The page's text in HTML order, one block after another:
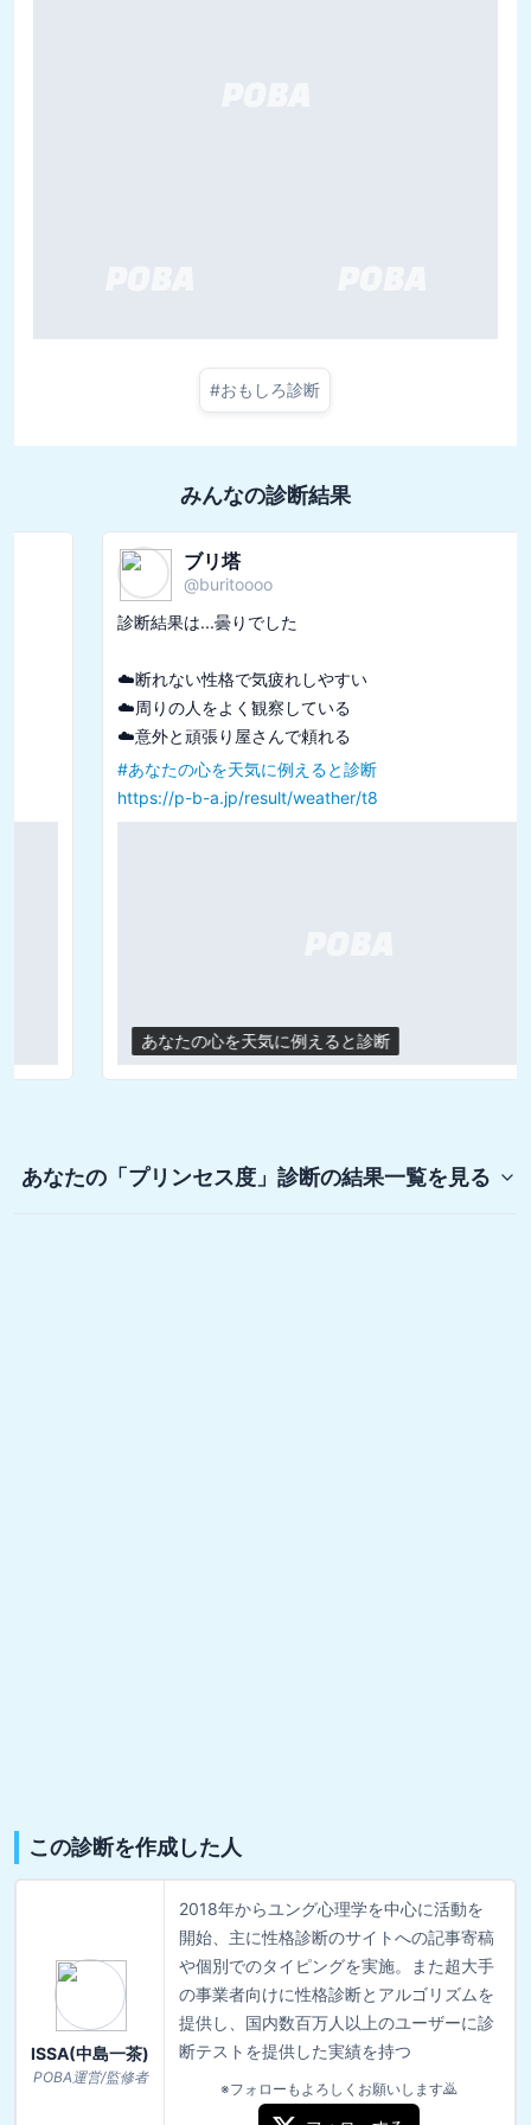
#おもしろ診断
みんなの診断結果
ブリ塔
buritoooo
診断結果は...曇りでした
☁️断れない性格で気疲れしやすい
☁️周りの人をよく観察している
あなたの心を天気に例えると診断
https://p-b-a.jp/result/weather/t8
あなたの心を天気に例えると診断
あなたの「プリンセス度」診断の結果一覧を見る
この診断を作成した人
ISSA(中島一茶)
POBA運営/監修者
2018年からユング心理学を中心に活動を
開始、主に性格診断のサイトへの記事寄稿
や個別でのタイピングを実施。また超大手
の事業者向けに性格診断とアルゴリズムを
提供し、国内数百万人以上のユーザーに診
断テストを提供した実績を持つ
※フォローもよろしくお願いします🙇